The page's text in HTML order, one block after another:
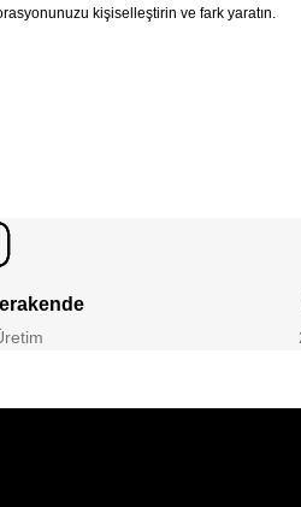
kişiselleştirin ve fark yaratın.